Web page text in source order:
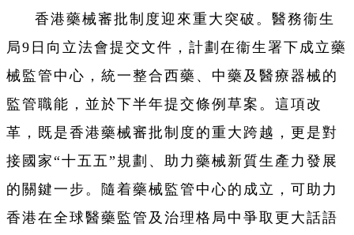
香港藥械審批制度迎來重大突破。醫務衞生
局9日向立法會提交文件，計劃在衞生署下成立藥
械監管中心，統一整合西藥、中藥及醫療器械的
監管職能，並於下半年提交條例草案。這項改
革，既是香港藥械審批制度的重大跨越，更是對
接國家“十五五”規劃、助力藥械新質生產力發展
的關鍵一步。隨着藥械監管中心的成立，可助力
香港在全球醫藥監管及治理格局中爭取更大話語